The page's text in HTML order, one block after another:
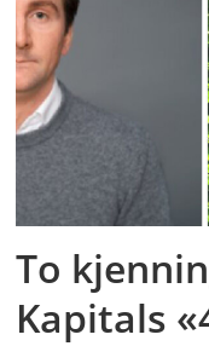
To
Kapitals